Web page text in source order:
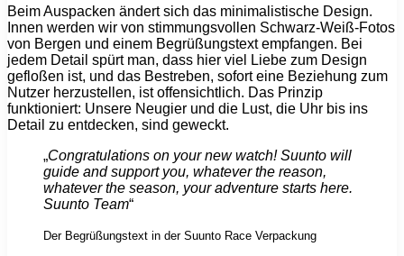
Beim Auspacken ändert sich das minimalistische Design.
Innen werden wir von stimmungsvollen Schwarz-Weiß-Fotos
von Bergen und einem Begrüßungstext empfangen. Bei
jedem Detail spürt man, dass hier viel Liebe zum Design
gefloßen ist, und das Bestreben, sofort eine Beziehung zum
Nutzer herzustellen, ist offensichtlich. Das Prinzip
funktioniert: Unsere Neugier und die Lust, die Uhr bis ins
Detail zu entdecken, sind geweckt.
„Congratulations on your new watch! Suunto will
guide and support you, whatever the reason,
whatever the season, your adventure starts here.
Suunto Team“
Der Begrüßungstext in der Suunto Race Verpackung